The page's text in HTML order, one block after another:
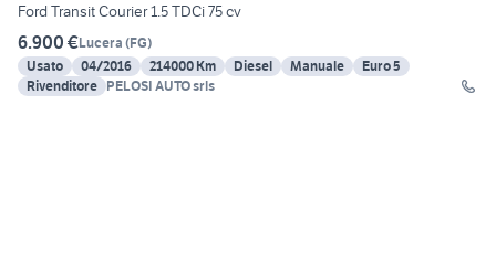
Ford Transit Courier 1.5 TDCi 75 cv
6.900 €Lucera (FG)
Usato
04/2016 214000 Km Diesel Manuale
Euro 5
Rivenditore PELOSI AUTO srls